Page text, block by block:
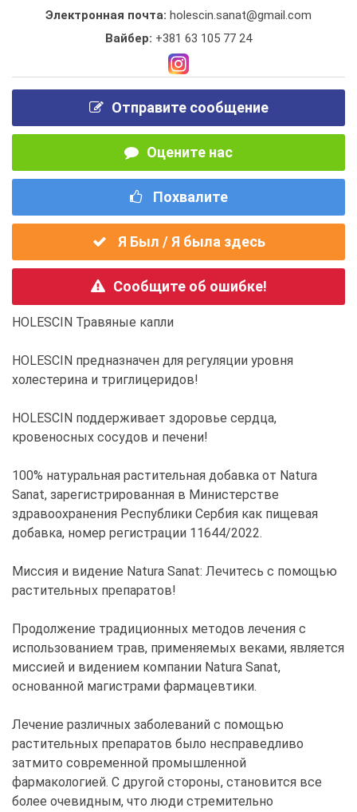
Электронная почта: holescin.sanat@gmail.com
Вайбер: +381 63 105 77 24
Отправите сообщение
Оцените нас
Похвалите
Я Был / Я была здесь
Сообщите об ошибке!
HOLESCIN Травяные капли
HOLESCIN предназначен для регуляции уровня
холестерина и триглицеридов!
HOLESCIN поддерживает здоровье сердца,
кровеносных сосудов и печени!
100% натуральная растительная добавка от Natura
Sanat, зарегистрированная в Министерстве
здравоохранения Республики Сербия как пищевая
добавка, номер регистрации 11644/2022.
Миссия и видение Natura Sanat: Лечитесь с помощью
растительных препаратов!
Продолжение традиционных методов лечения с
использованием трав, применяемых веками, является
миссией и видением компании Natura Sanat,
основанной магистрами фармацевтики.
Лечение различных заболеваний с помощью
растительных препаратов было несправедливо
затмито современной промышленной
фармакологией. С другой стороны, становится все
более очевидным, что люди стремительно